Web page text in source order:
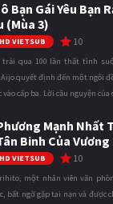
Bạn Gái Yêu Bạn
(Mùa 3)
VIETSUB 10
trải qua 100 lần thất tình
Aijo quyết định đến một ngôi
vào cấp ba. Lời cầu nguyện của
Mạnh Nhất
Binh Của
VIETSUB 10
một nhân viên văn
bất ngờ gặp tai nạn và được